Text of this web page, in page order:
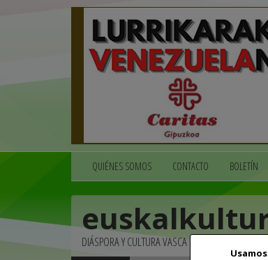
QUIÉNES SOMOS CONTACTO BOLETÍN
DIÁSPORA Y CULTURA VASCA